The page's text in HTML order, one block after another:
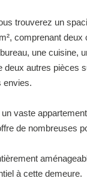
trouverez un
comprenant deux
une cuisine,
deux autres pièces
envies.
vaste
de nombreuses
à cette demeure.